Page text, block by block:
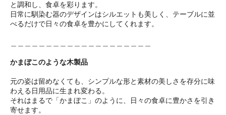
と調和し、食卓を彩ります。
日常に馴染む器のデザインはシルエットも美しく、テーブルに並
べるだけで日々の食卓を豊かにしてくれます。
かまぼこのような木製品
元の姿は留めなくても、シンプルな形と素材の美しさを存分に味
わえる日用品に生まれ変わる。
それはまるで「かまぼこ」のように、日々の食卓に豊かさを引き
寄せます。